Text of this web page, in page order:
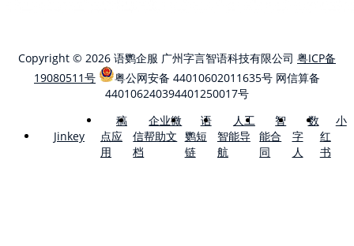
Copyright © 2026 语鹦企服 广州字言智语科技有限公司 粤ICP备
19080511号
粤公网安备 44010602011635号 网信算备
440106240394401250017号
Jinkey
稿
点应
用
企业微
信帮助文
档
语
鹦短
链
人工
智能导
航
智
能合
同
数
字
人
小
红
书